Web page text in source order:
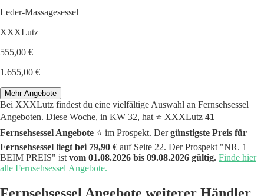
Leder-Massagesessel
XXXLutz
555,00 €
1.655,00 €
Mehr Angebote
Bei XXXLutz findest du eine vielfältige Auswahl an Fernsehsessel
Angeboten. Diese Woche, in KW 32, hat ⭐️ XXXLutz 41
Fernsehsessel Angebote ⭐️ im Prospekt. Dergünstigste Preis für
Fernsehsessel liegt bei 79,90 € auf Seite 22. Der Prospekt "NR. 1
BEIM PREIS" ist vom 01.08.2026 bis 09.08.2026 gültig. Finde hier
alle Fernsehsessel Angebote.